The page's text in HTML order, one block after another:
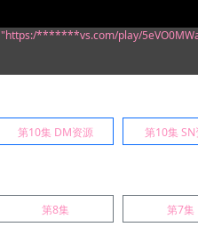
"https:/*******vs.com/play/
第10集 DM资源 第10集
第8集 第7集